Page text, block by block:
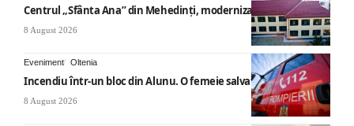
Centrul „Sfânta Ana” din Mehedinți, modernizat
8 August 2026
Eveniment Oltenia
Incendiu într-un bloc din Alunu. O femeie salvată
8 August 2026